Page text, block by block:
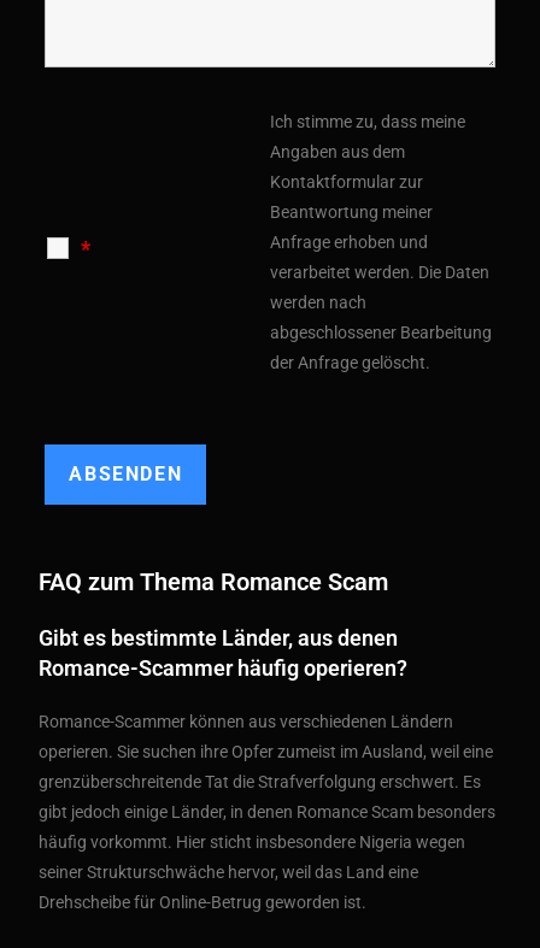
*
Ich stimme zu, dass meine
Angaben aus dem
Kontaktformular zur
Beantwortung meiner
Anfrage erhoben und
verarbeitet werden. Die Daten
werden nach
abgeschlossener Bearbeitung
der Anfrage gelöscht.
FAQ zum Thema Romance Scam
Gibt es bestimmte Länder, aus denen
Romance-Scammer häufig operieren?
Romance-Scammer können aus verschiedenen Ländern
operieren. Sie suchen ihre Opfer zumeist im Ausland, weil eine
grenzüberschreitende Tat die Strafverfolgung erschwert. Es
gibt jedoch einige Länder, in denen Romance Scam besonders
häufig vorkommt. Hier sticht insbesondere Nigeria wegen
seiner Strukturschwäche hervor, weil das Land eine
Drehscheibe für Online-Betrug geworden ist.